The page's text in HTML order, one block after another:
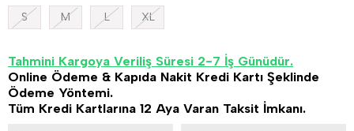
S M L XL
Tahmini Kargoya Veriliş Süresi 2-7 İş Günüdür.
Online Ödeme & Kapıda Nakit Kredi Kartı Şeklinde
Ödeme Yöntemi.
Tüm Kredi Kartlarına 12 Aya Varan Taksit İmkanı.